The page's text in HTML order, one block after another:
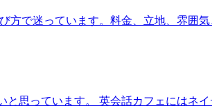
方で迷っています。料金、立地、雰囲
思っています。 英会話カフェにはネ